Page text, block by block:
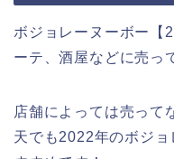
ボジョレーヌーボー【
ーテ、酒屋などに売っ
店舗によっては売って
天でも2022年のボジ